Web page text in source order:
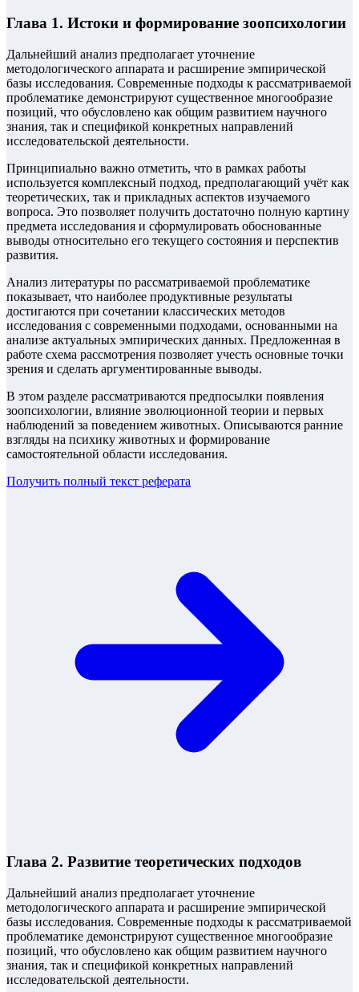
Глава 1. Истоки и формирование зоопсихологии
Дальнейший анализ предполагает уточнение
методологического аппарата и расширение эмпирической
базы исследования. Современные подходы к рассматриваемой
проблематике демонстрируют существенное многообразие
позиций, что обусловлено как общим развитием научного
знания, так и спецификой конкретных направлений
исследовательской деятельности.
Принципиально важно отметить, что в рамках работы
используется комплексный подход, предполагающий учёт как
теоретических, так и прикладных аспектов изучаемого
вопроса. Это позволяет получить достаточно полную картину
предмета исследования и сформулировать обоснованные
выводы относительно его текущего состояния и перспектив
развития.
Анализ литературы по рассматриваемой проблематике
показывает, что наиболее продуктивные результаты
достигаются при сочетании классических методов
исследования с современными подходами, основанными на
анализе актуальных эмпирических данных. Предложенная в
работе схема рассмотрения позволяет учесть основные точки
зрения и сделать аргументированные выводы.
В этом разделе рассматриваются предпосылки появления
зоопсихологии, влияние эволюционной теории и первых
наблюдений за поведением животных. Описываются ранние
взгляды на психику животных и формирование
самостоятельной области исследования.
Получить полный текст реферата
Глава 2. Развитие теоретических подходов
Дальнейший анализ предполагает уточнение
методологического аппарата и расширение эмпирической
базы исследования. Современные подходы к рассматриваемой
проблематике демонстрируют существенное многообразие
позиций, что обусловлено как общим развитием научного
знания, так и спецификой конкретных направлений
исследовательской деятельности.